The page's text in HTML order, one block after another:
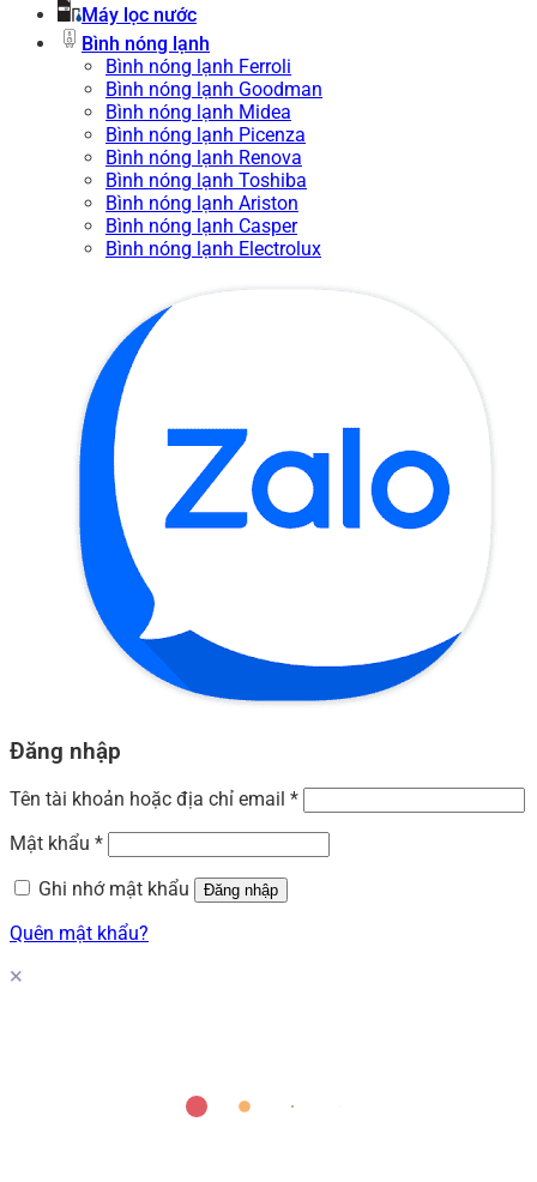
Máy lọc nước
Bình nóng lạnh
Bình nóng lạnh Ferroli
Bình nóng lạnh Goodman
Bình nóng lạnh Midea
Bình nóng lạnh Picenza
Bình nóng lạnh Renova
Bình nóng lạnh Toshiba
Bình nóng lạnh Ariston
Bình nóng lạnh Casper
Bình nóng lạnh Electrolux
Đăng nhập
Tên tài khoản hoặc địa chỉ email *
Mật khẩu *
Ghi nhớ mật khẩu
Đăng nhập
Quên mật khẩu?